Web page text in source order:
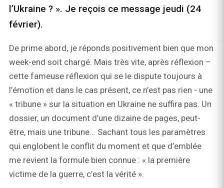
l’Ukraine ? ». Je reçois ce message jeudi (24
février).
De prime abord, je réponds positivement bien que mon
week-end soit chargé. Mais très vite, après réflexion –
cette fameuse réflexion qui se le dispute toujours à
l’émotion et dans le cas présent, ce n’est pas rien - une
« tribune » sur la situation en Ukraine ne suffira pas. Un
dossier, un document d’une dizaine de pages, peut-
être, mais une tribune... Sachant tous les paramètres
qui englobent le conflit du moment et que d’emblée
me revient la formule bien connue : « la première
victime de la guerre, c’est la vérité ».